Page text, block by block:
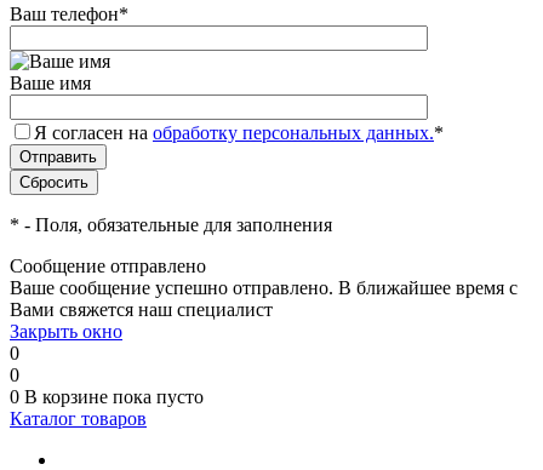
Ваш телефон*
Ваше имя
Я согласен на обработку персональных данных.*
* - Поля, обязательные для заполнения
Сообщение отправлено
Ваше сообщение успешно отправлено. В ближайшее время с
Вами свяжется наш специалист
Закрыть окно
0
0
0 В корзине пока пусто
Каталог товаров